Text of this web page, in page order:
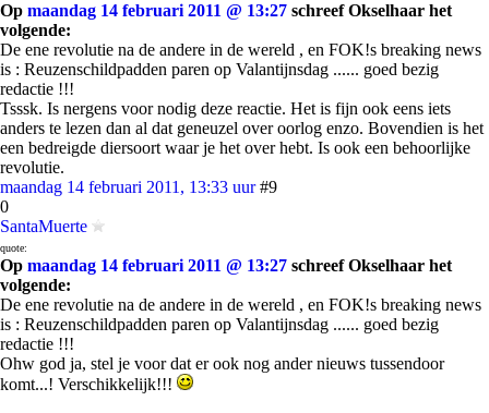
Op maandag 14 februari 2011 @ 13:27 schreef Okselhaar het
volgende:
De ene revolutie na de andere in de wereld , en FOK!s breaking news
is : Reuzenschildpadden paren op Valantijnsdag ...... goed bezig
redactie !!!
Tsssk. Is nergens voor nodig deze reactie. Het is fijn ook eens iets
anders te lezen dan al dat geneuzel over oorlog enzo. Bovendien is het
een bedreigde diersoort waar je het over hebt. Is ook een behoorlijke
revolutie.
maandag 14 februari 2011, 13:33 uur #9
0
SantaMuerte
quote:
Op maandag 14 februari 2011 @ 13:27 schreef Okselhaar het
volgende:
De ene revolutie na de andere in de wereld , en FOK!s breaking news
is : Reuzenschildpadden paren op Valantijnsdag ...... goed bezig
redactie !!!
Ohw god ja, stel je voor dat er ook nog ander nieuws tussendoor
komt...! Verschikkelijk!!!